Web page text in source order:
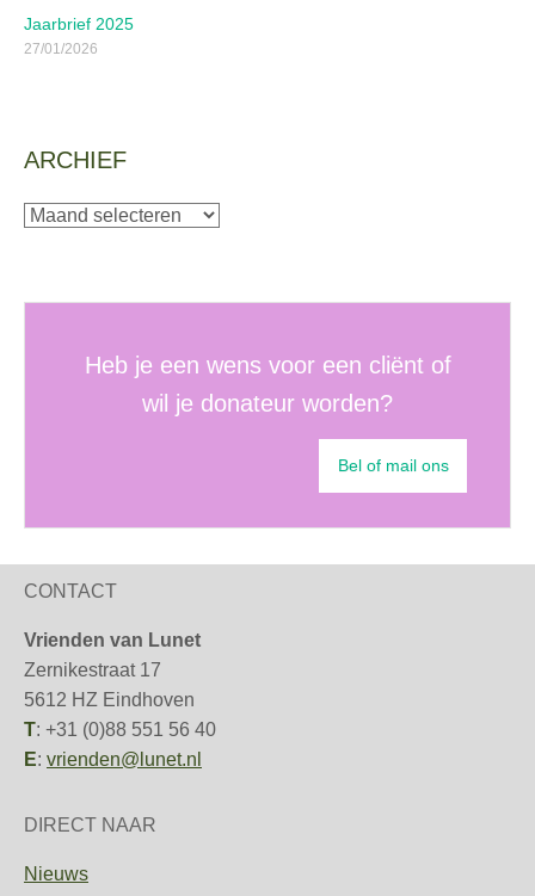
Jaarbrief 2025
27/01/2026
ARCHIEF
Archief
Heb je een wens voor een cliënt of
wil je donateur worden?
Bel of mail ons
CONTACT
Vrienden van Lunet
Zernikestraat 17
5612 HZ Eindhoven
T: +31 (0)88 551 56 40
E: vrienden@lunet.nl
DIRECT NAAR
Nieuws